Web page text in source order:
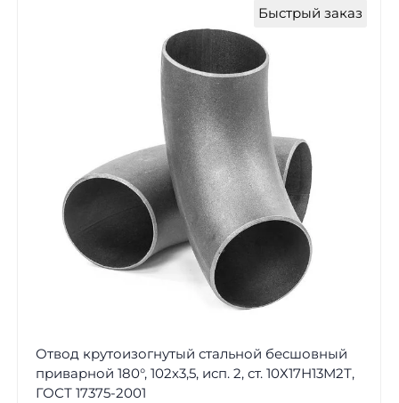
Быстрый заказ
Отвод крутоизогнутый стальной бесшовный
приварной 180°, 102х3,5, исп. 2, ст. 10Х17Н13М2Т,
ГОСТ 17375-2001